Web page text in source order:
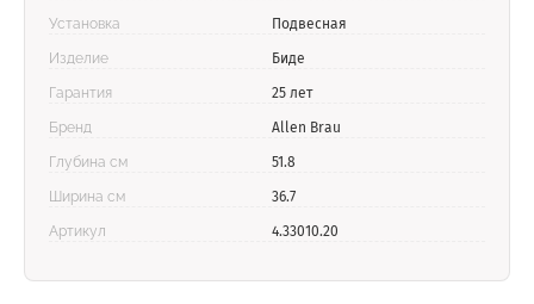
Установка Подвесная
Изделие Биде
Гарантия 25 лет
Бренд Allen Brau
Глубина см 51.8
Ширина см 36.7
Артикул 4.33010.20